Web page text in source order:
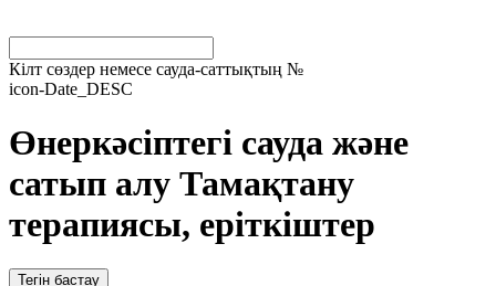
Кілт сөздер немесе сауда-саттықтың №
icon-Date_DESC
Өнеркәсіптегі сауда және
сатып алу Тамақтану
терапиясы, еріткіштер
Тегін бастау